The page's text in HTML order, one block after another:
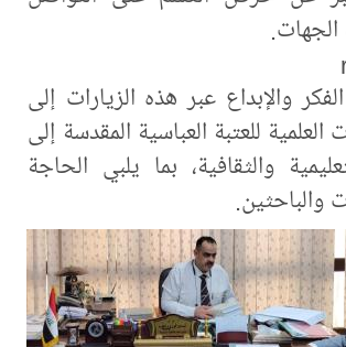
الجهات.
والإبداع عبر هذه الزيارات إلى
العلمية للعتبة العباسية المقدسة إلى
والثقافية، بما يلبي الحاجة
والباحثين.